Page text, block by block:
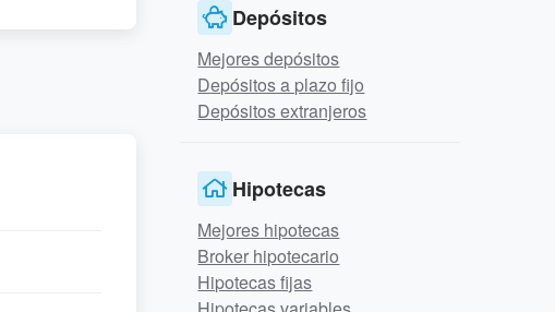
Depósitos
Mejores depósitos
Depósitos a plazo fijo
Depósitos extranjeros
Hipotecas
Mejores hipotecas
Broker hipotecario
Hipotecas fijas